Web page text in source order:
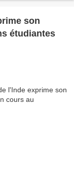
son
étudiantes